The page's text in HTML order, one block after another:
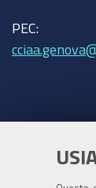
PEC: